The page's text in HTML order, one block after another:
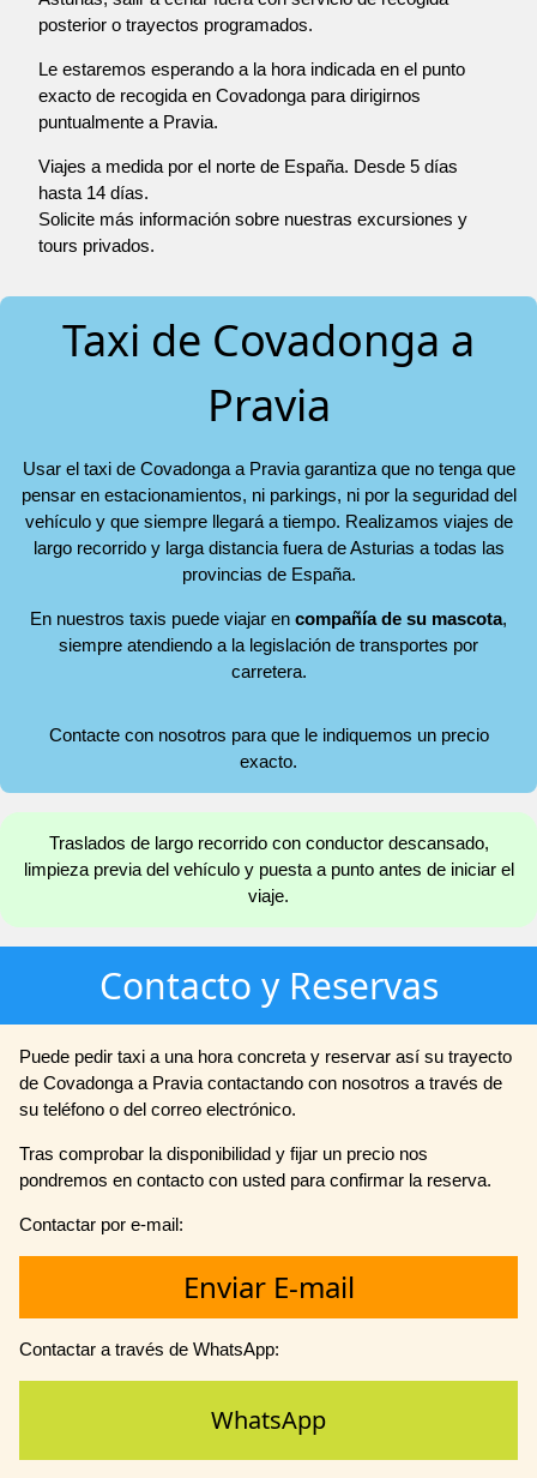
posterior o trayectos programados.
Le estaremos esperando a la hora indicada en el punto
exacto de recogida en Covadonga para dirigirnos
puntualmente a Pravia.
Viajes a medida por el norte de España. Desde 5 días
hasta 14 días.
Solicite más información sobre nuestras excursiones y
tours privados.
Taxi de Covadonga a
Pravia
Usar el taxi de Covadonga a Pravia garantiza que no tenga que
pensar en estacionamientos, ni parkings, ni por la seguridad del
vehículo y que siempre llegará a tiempo. Realizamos viajes de
largo recorrido y larga distancia fuera de Asturias a todas las
provincias de España.
En nuestros taxis puede viajar en compañía de su mascota,
siempre atendiendo a la legislación de transportes por
carretera.
Contacte con nosotros para que le indiquemos un precio
exacto.
Traslados de largo recorrido con conductor descansado,
limpieza previa del vehículo y puesta a punto antes de iniciar el
viaje.
Contacto y Reservas
Puede pedir taxi a una hora concreta y reservar así su trayecto
de Covadonga a Pravia contactando con nosotros a través de
su teléfono o del correo electrónico.
Tras comprobar la disponibilidad y fijar un precio nos
pondremos en contacto con usted para confirmar la reserva.
Contactar por e-mail:
Enviar E-mail
Contactar a través de WhatsApp:
WhatsApp